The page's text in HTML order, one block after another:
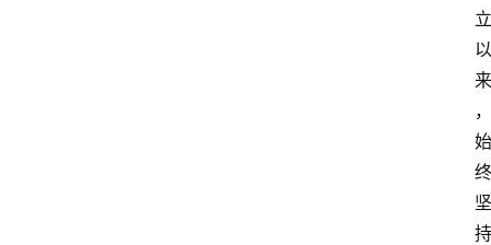
立
以
来
，
始
终
坚
持